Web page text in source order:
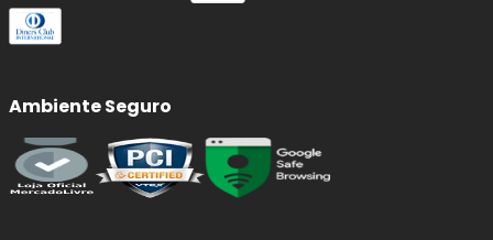
Ambiente Seguro